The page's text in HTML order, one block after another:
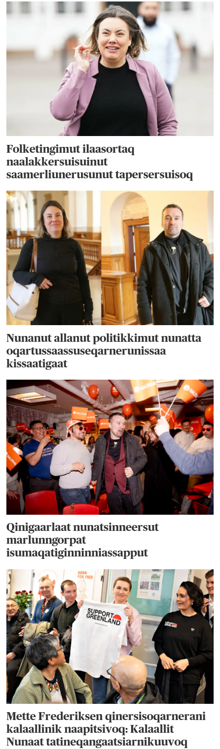
Folketingimut ilaasortaq
naalakkersuisuinut
saamerliunerusunut tapersersuisoq
Nunanut allanut politikkimut nunatta
oqartussaassuseqarnerunissaa
kissaatigaat
Qinigaarlaat nunatsinneersut
marlunngorpat
isumaqatiginninniassapput
Mette Frederiksen qinersisoqarnerani
kalaallinik naapitsivoq: Kalaallit
Nunaat tatineqangaatsiarnikuuvoq